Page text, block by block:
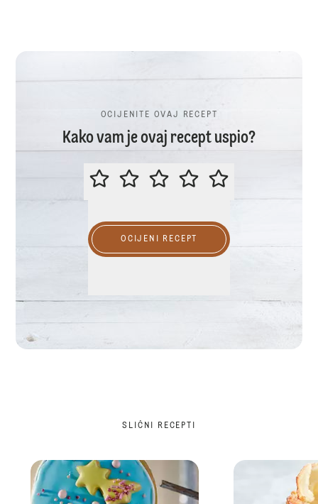
OCIJENITE OVAJ RECEPT
Kako vam je ovaj recept uspio?
OCIJENITE OVAJ RECEPT
OCIJENI RECEPT
SLIČNI RECEPTI